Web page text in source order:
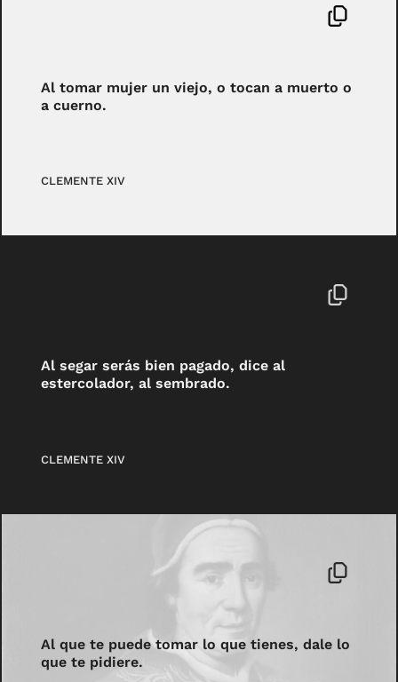
Al tomar mujer un viejo, o tocan a muerto o
a cuerno.
CLEMENTE XIV
Al segar serás bien pagado, dice al
estercolador, al sembrado.
CLEMENTE XIV
Al que te puede tomar lo que tienes, dale lo
que te pidiere.